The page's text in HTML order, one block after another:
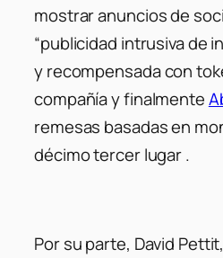
mostrar anuncios de
“publicidad intrusiva de
y recompensada con
compañía y finalmente
remesas basadas en
décimo tercer lugar .
Por su parte, David